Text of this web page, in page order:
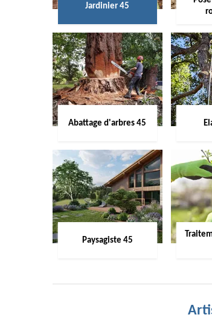
Jardinier 45
Abattage d'arbres 45
Paysagiste 45